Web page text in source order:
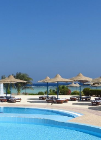
erhalten
8.30 Uhr)
zur Kenntnis
nicht